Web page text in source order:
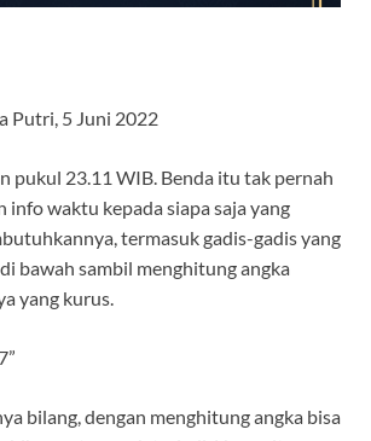
Putri, 5 Juni 2022
pukul 23.11 WIB. Benda itu tak pernah
info waktu kepada siapa saja yang
termasuk gadis-gadis yang
bawah sambil menghitung angka
yang kurus.
bilang, dengan menghitung angka bisa